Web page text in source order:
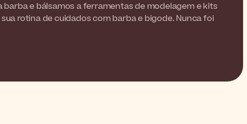
e bálsamos a ferramentas de modelagem e kits
rotina de cuidados com barba e bigode. Nunca foi